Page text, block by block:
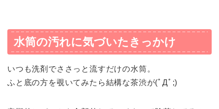
水筒の汚れに気づいたきっかけ
いつも洗剤でささっと流すだけの水筒。
ふと底の方を覗いてみたら結構な茶渋が(ﾟДﾟ;)